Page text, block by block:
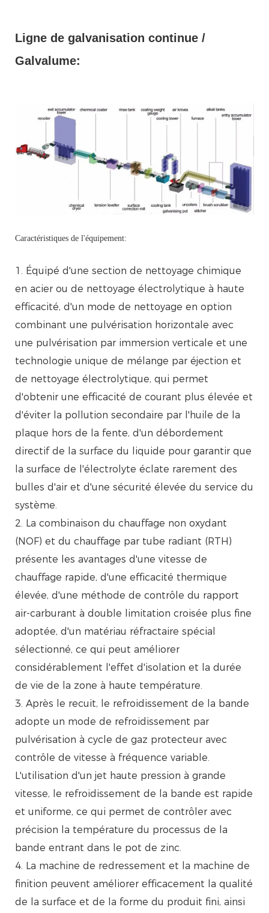
Ligne de galvanisation continue /
Galvalume:
Caractéristiques de l'équipement:
1. Équipé d'une section de nettoyage chimique
en acier ou de nettoyage électrolytique à haute
efficacité, d'un mode de nettoyage en option
combinant une pulvérisation horizontale avec
une pulvérisation par immersion verticale et une
technologie unique de mélange par éjection et
de nettoyage électrolytique, qui permet
d'obtenir une efficacité de courant plus élevée et
d'éviter la pollution secondaire par l'huile de la
plaque hors de la fente, d'un débordement
directif de la surface du liquide pour garantir que
la surface de l'électrolyte éclate rarement des
bulles d'air et d'une sécurité élevée du service du
système.
2. La combinaison du chauffage non oxydant
(NOF) et du chauffage par tube radiant (RTH)
présente les avantages d'une vitesse de
chauffage rapide, d'une efficacité thermique
élevée, d'une méthode de contrôle du rapport
air-carburant à double limitation croisée plus fine
adoptée, d'un matériau réfractaire spécial
sélectionné, ce qui peut améliorer
considérablement l'effet d'isolation et la durée
de vie de la zone à haute température.
3. Après le recuit, le refroidissement de la bande
adopte un mode de refroidissement par
pulvérisation à cycle de gaz protecteur avec
contrôle de vitesse à fréquence variable.
L'utilisation d'un jet haute pression à grande
vitesse, le refroidissement de la bande est rapide
et uniforme, ce qui permet de contrôler avec
précision la température du processus de la
bande entrant dans le pot de zinc.
4. La machine de redressement et la machine de
finition peuvent améliorer efficacement la qualité
de la surface et de la forme du produit fini, ainsi